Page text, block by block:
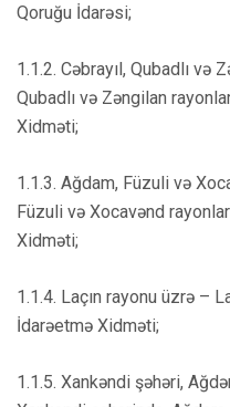
Qoruğu İdarəsi;
1.1.2. Cəbrayıl, Qubadlı və
Qubadlı və Zəngilan
Xidməti;
1.1.3. Ağdam, Füzuli və
Füzuli və Xocavənd
Xidməti;
1.1.4. Laçın rayonu üzrə –
İdarəetmə Xidməti;
1.1.5. Xankəndi şəhəri,